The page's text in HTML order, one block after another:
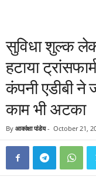
सुविधा शुल्क
हटाया
कंपनी एडीबी ने
काम भी अटका
By आकांक्षा पांडेय- October 21,